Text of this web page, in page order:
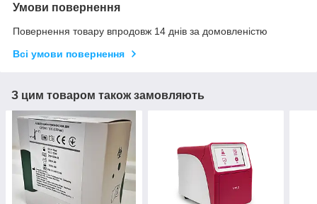
Умови повернення
Повернення товару впродовж 14 днів за домовленістю
Всі умови повернення
З цим товаром також замовляють